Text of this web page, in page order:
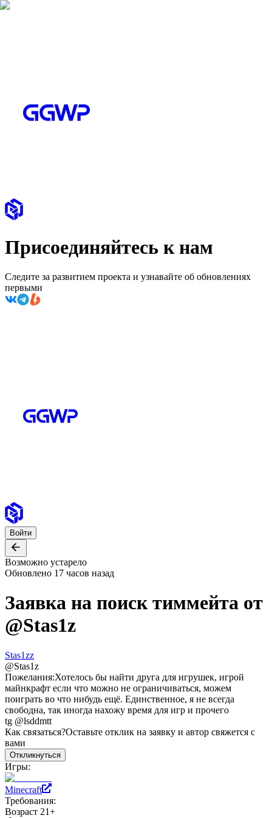
Присоединяйтесь к нам
Следите за развитием проекта и узнавайте об обновлениях
первыми
Войти
Возможно устарело
Обновлено 17 часов назад
Заявка на поиск тиммейта от
@Stas1z
Stas1zz
@Stas1z
Пожелания:Хотелось бы найти друга для игрушек, игрой
майнкрафт если что можно не ограничиваться, можем
поиграть во что нибудь ещё. Единственное, я не всегда
свободна, так иногда нахожу время для игр и прочего
tg @lsddmtt
Как связаться?Оставьте отклик на заявку и автор свяжется с
вами
Откликнуться
Игры:
Minecraft
Требования:
Возраст 21+